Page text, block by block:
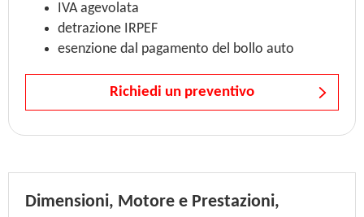
IVA agevolata
detrazione IRPEF
esenzione dal pagamento del bollo auto
Richiedi un preventivo
Dimensioni, Motore e Prestazioni,